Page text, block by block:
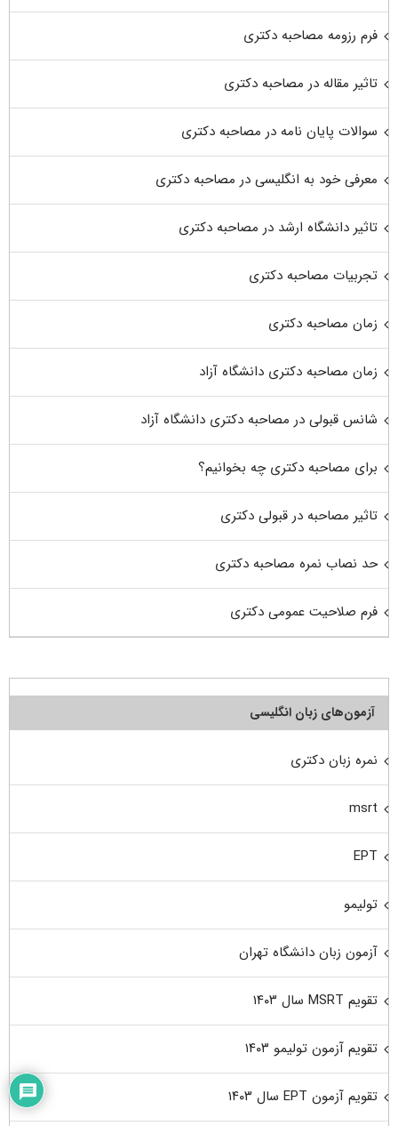
فرم رزومه مصاحبه دکتری
تاثیر مقاله در مصاحبه دکتری
سوالات پایان نامه در مصاحبه دکتری
معرفی خود به انگلیسی در مصاحبه دکتری
تاثیر دانشگاه ارشد در مصاحبه دکتری
تجربیات مصاحبه دکتری
زمان مصاحبه دکتری
زمان مصاحبه دکتری دانشگاه آزاد
شانس قبولی در مصاحبه دکتری دانشگاه آزاد
برای مصاحبه دکتری چه بخوانیم؟
تاثیر مصاحبه در قبولی دکتری
حد نصاب نمره مصاحبه دکتری
فرم صلاحیت عمومی دکتری
آزمون‌های زبان انگلیسی
نمره زبان دکتری
msrt
EPT
تولیمو
آزمون زبان دانشگاه تهران
تقویم MSRT سال ۱۴۰۳
تقویم آزمون تولیمو ۱۴۰۳
تقویم آزمون EPT سال ۱۴۰۳